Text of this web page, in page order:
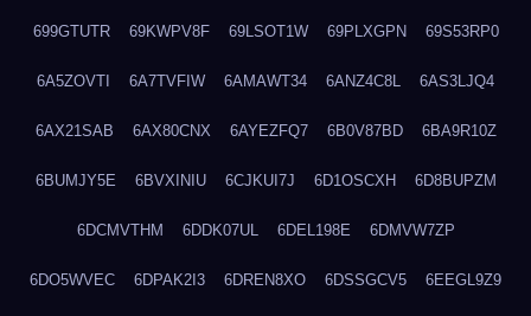
699GTUTR 69KWPV8F 69LSOT1W 69PLXGPN 69S53RP0
6A5ZOVTI 6A7TVFIW 6AMAWT34 6ANZ4C8L 6AS3LJQ4
6AX21SAB 6AX80CNX 6AYEZFQ7 6B0V87BD 6BA9R10Z
6BUMJY5E 6BVXINIU 6CJKUI7J 6D1OSCXH 6D8BUPZM
6DCMVTHM 6DDK07UL 6DEL198E 6DMVW7ZP
6DO5WVEC 6DPAK2I3 6DREN8XO 6DSSGCV5 6EEGL9Z9